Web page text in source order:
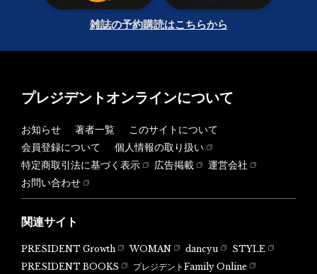
雑誌の予約購読はこちらから
プレジデントオンラインについて
お知らせ 著者一覧
このサイトについて
会員登録について
個人情報の取り扱い
特定商取引法に基づく表示
広告掲載
運営会社
お問い合わせ
関連サイト
PRESIDENT Growth WOMAN dancyu
STYLE
PRESIDENT BOOKS
プレジデントFamily Online